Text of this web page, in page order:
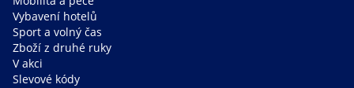
Vybavení hotelů
Sport a volný čas
Zboží z druhé ruky
V akci
Slevové kódy